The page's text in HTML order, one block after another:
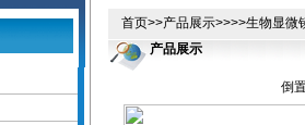
首页>>产品展示>>>>生物显微
产品展示
倒